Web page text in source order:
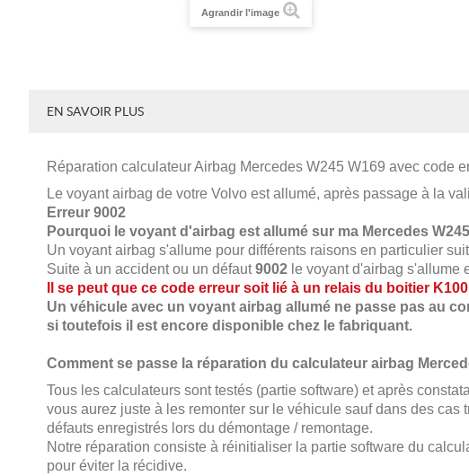
Agrandir l'image
EN SAVOIR PLUS
Réparation calculateur Airbag Mercedes W245 W169 avec code
Le voyant airbag de votre Volvo est allumé, après passage à la
Erreur 9002
Pourquoi le voyant d'airbag est allumé sur ma Mercedes
Un voyant airbag s'allume pour différents raisons en particulier
Suite à un accident ou un défaut9002 le voyant d'airbag s'allume
Il se peut que ce code erreur soit lié à un relais du boitier
Un véhicule avec un voyant airbag allumé ne passe pas au
si toutefois il est encore disponible chez le fabriquant.
Comment se passe la réparation du calculateur airbag
Tous les calculateurs sont testés (partie software) et après
vous aurez juste à les remonter sur le véhicule sauf dans des
défauts enregistrés lors du démontage / remontage.
Notre réparation consiste à réinitialiser la partie software du
pour éviter la récidive.